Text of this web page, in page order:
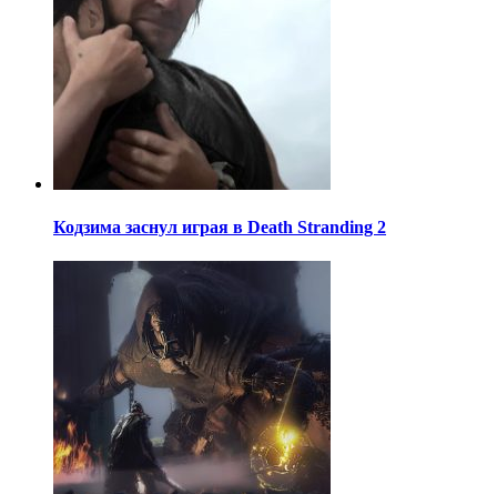
Кодзима заснул играя в Death Stranding 2